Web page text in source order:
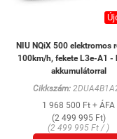
NIU NQiX 500 elektromos
100km/h, fekete L3e-A1 -
akkumulátorral
Cikkszám:
1 968 500 Ft + ÁFA
(2 499 995 Ft)
(2 499 995 Ft / )